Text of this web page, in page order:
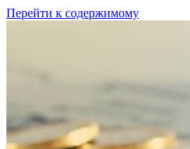
Перейти к содержимому